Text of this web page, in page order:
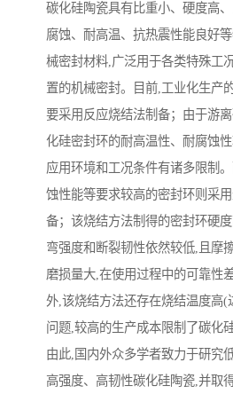
碳化硅陶瓷具有比重小、硬度高
腐蚀、耐高温、抗热震性能良好
械密封材料,广泛用于各类特殊工
置的机械密封。目前,工业化生产
要采用反应烧结法制备；由于游
化硅密封环的耐高温性、耐腐蚀
应用环境和工况条件有诸多限制
蚀性能等要求较高的密封环则采
备；该烧结方法制得的密封环硬
弯强度和断裂韧性依然较低,且摩
磨损量大,在使用过程中的可靠性
外,该烧结方法还存在烧结温度高
问题,较高的生产成本限制了碳化
由此,国内外众多学者致力于研究
高强度、高韧性碳化硅陶瓷,并取